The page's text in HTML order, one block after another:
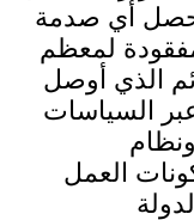
تحصل أي صدمة
لمعظم
الذي أوصل
عبر السياسات
العمل